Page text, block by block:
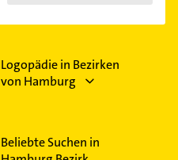
Logopädie in Bezirken
von Hamburg
Beliebte Suchen in